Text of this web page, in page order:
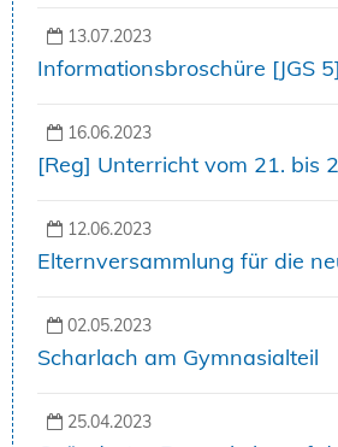
13.07.2023
Informationsbroschüre [JGS 5]
16.06.2023
[Reg] Unterricht vom 21. bis
12.06.2023
Elternversammlung für die
02.05.2023
Scharlach am Gymnasialteil
25.04.2023